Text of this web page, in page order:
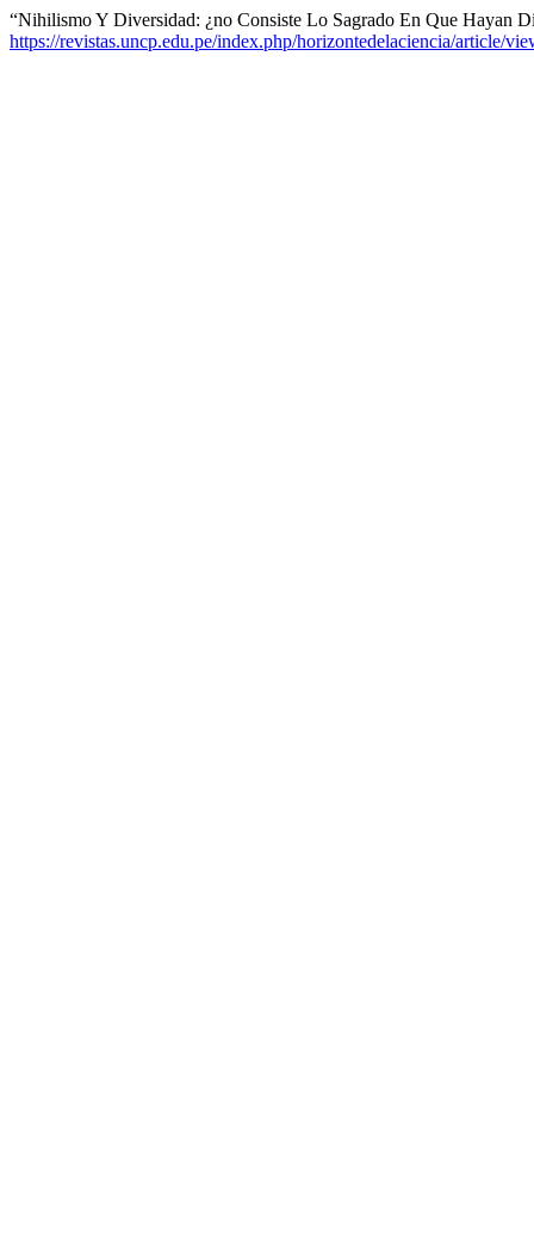
“Nihilismo Y Diversidad: ¿no Consiste Lo Sagrado En Que Hayan
https://revistas.uncp.edu.pe/index.php/horizontedelaciencia/article/